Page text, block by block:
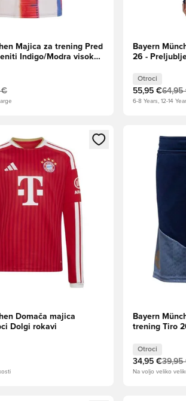
Majica za trening Pred
Indigo/Modra visoke
€
Bayern
26 -
Otroci
55,95 €64,95
6-8 Years, 12-14
za prijavo ali vpis kot član
Domača majica
Dolgi rokavi
Odpre
Bayern
trening Tiro
Otroci
34,95 €39,95
Na voljo veliko